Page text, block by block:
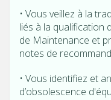
• Vous veillez à la
liés à la qualification
de Maintenance et
notes de
• Vous identifiez et
d’obsolescence